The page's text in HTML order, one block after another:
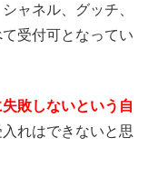
ャネル、グッチ、
受付可となってい
敗しないという自
れはできないと思